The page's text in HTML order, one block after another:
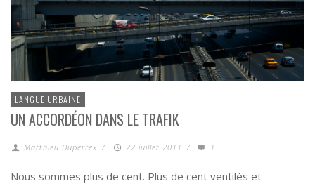
LANGUE URBAINE
UN ACCORDÉON DANS LE TRAFIK
Matthieu Duperrex / 22 juillet 2011 / 1
Nous sommes plus de cent. Plus de cent ventilés et